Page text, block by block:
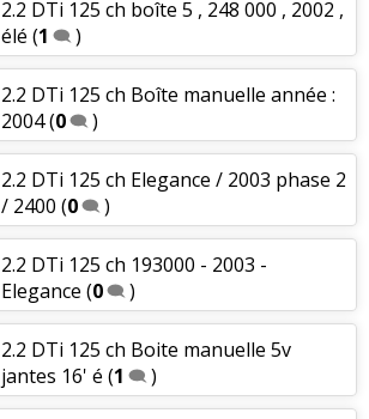
2.2 DTi 125 ch boîte 5 , 248 000 , 2002 ,
élé (1 )
2.2 DTi 125 ch Boîte manuelle année :
2004(0 )
2.2 DTi 125 ch Elegance / 2003 phase 2
/ 2400 (0 )
2.2 DTi 125 ch 193000 - 2003 -
Elegance (0 )
2.2 DTi 125 ch Boite manuelle 5v
jantes 16' é (1 )